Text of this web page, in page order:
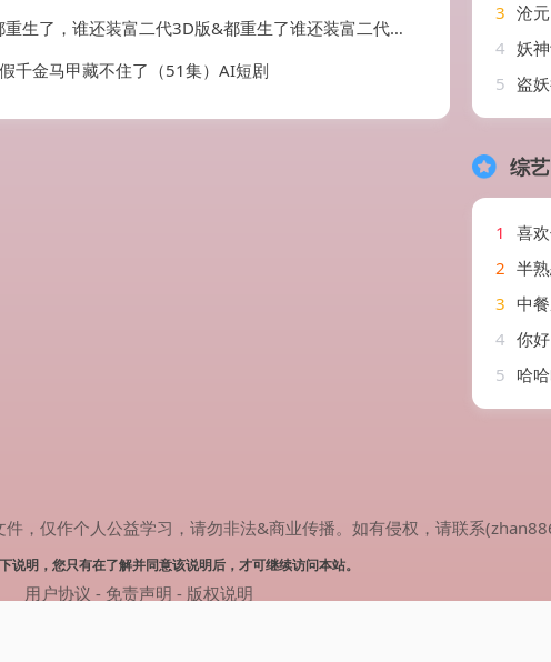
生了，谁还装富二代3D版&都重生了谁还装富二代3D版（99集）AI短剧
假千金马甲藏不住了（51集）AI短剧
3 沧
4 妖
5 盗
综艺
1
喜
2 半
3 中
4 你
5 哈
，仅作个人公益学习，请勿非法&商业传播。如有侵权，请联系
说明，您只有在了解并同意该说明后，才可继续访问本站。
用户协议 - 免责声明 - 版权说明